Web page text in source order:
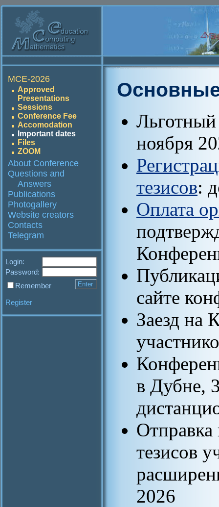
MCE-2026
Approved
Presentations
Sessions
Conference Fee
Accomodation
Important dates
Files
ZOOM
About Conference
Questions and
Answers
Publications
Photogallery
Website creators
Contacts
Telegram
Login:
Password:
Remember
Register
ноября
тезисов:
Оплата
сайте
Заезд на
в Дубне,
Отправка
тезисов
2026